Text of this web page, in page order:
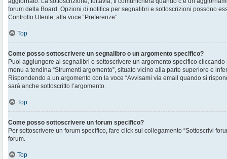
forum della Board. Opzioni di notifica per segnalibri e sottoscrizioni possono
Controllo Utente, alla voce “Preferenze”.
Top
Come posso sottoscrivere un segnalibro o un argomento specifico?
Puoi aggiungere ai segnalibri o sottoscrivere un argomento specifico
menu a tendina “Strumenti argomento”, situato vicino alla parte superiore e
Rispondendo a un argomento con la voce “Avvisami via email quando si
sarà anche sottoscritto l’argomento.
Top
Come posso sottoscrivere un forum specifico?
Per sottoscrivere un forum specifico, fare click sul collegamento “Sottoscrivi
forum.
Top